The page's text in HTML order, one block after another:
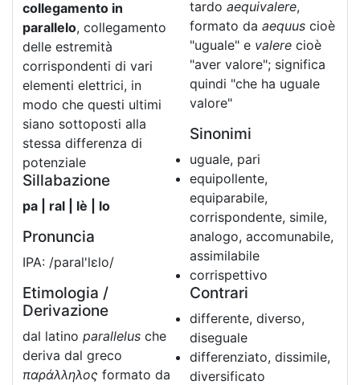
collegamento in
parallelo, collegamento
delle estremità
corrispondenti di vari
elementi elettrici, in
modo che questi ultimi
siano sottoposti alla
stessa differenza di
potenziale
Sillabazione
pa | ral | lè | lo
Pronuncia
IPA: /paral'lɛlo/
Etimologia /
Derivazione
dal latino parallelus che
deriva dal greco
παράλληλος formato da
tardo aequivalere,
formato da aequus cioè
"uguale" e valere cioè
"aver valore"; significa
quindi "che ha uguale
valore"
Sinonimi
uguale, pari
equipollente,
equiparabile,
corrispondente, simile,
analogo, accomunabile,
assimilabile
corrispettivo
Contrari
differente, diverso,
diseguale
differenziato, dissimile,
diversificato